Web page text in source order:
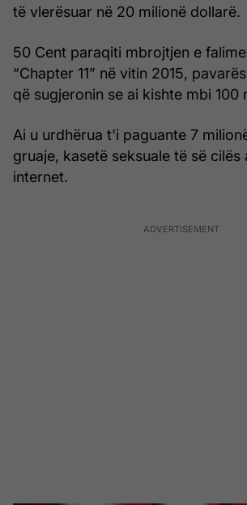
të vlerësuar në 20 milionë dollarë.
50 Cent paraqiti mbrojtjen e
“Chapter 11” në vitin 2015,
që sugjeronin se ai kishte mbi 100
Ai u urdhërua t'i paguante 7
gruaje, kasetë seksuale të së cilës
internet.